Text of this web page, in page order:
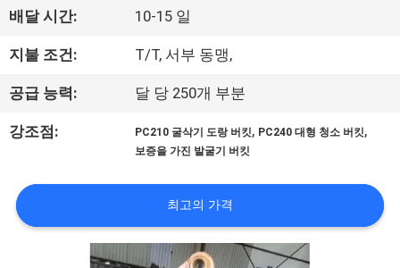
관
한
것
장
투
배달 시간: 10-15 일
지불 조건: T/T, 서부 동맹,
공급 능력: 달 당 250개 부분
강조점: PC210 굴삭기 도랑 버킷, PC240 대형 청소 버킷,
보증을 가진 발굴기 버킷
최고의 가격